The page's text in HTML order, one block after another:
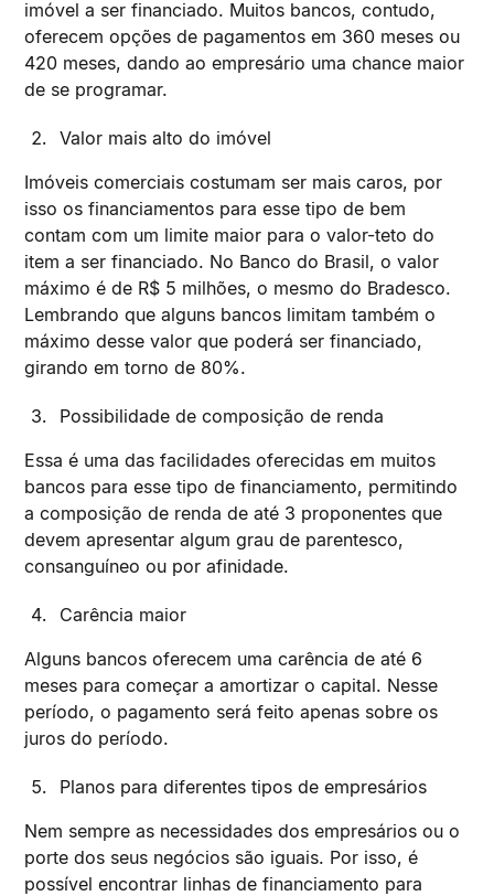
imóvel a ser financiado. Muitos bancos, contudo,
oferecem opções de pagamentos em 360 meses ou
420 meses, dando ao empresário uma chance maior
de se programar.
Valor mais alto do imóvel
Imóveis comerciais costumam ser mais caros, por
isso os financiamentos para esse tipo de bem
contam com um limite maior para o valor-teto do
item a ser financiado. No Banco do Brasil, o valor
máximo é de R$ 5 milhões, o mesmo do Bradesco.
Lembrando que alguns bancos limitam também o
máximo desse valor que poderá ser financiado,
girando em torno de 80%.
Possibilidade de composição de renda
Essa é uma das facilidades oferecidas em muitos
bancos para esse tipo de financiamento, permitindo
a composição de renda de até 3 proponentes que
devem apresentar algum grau de parentesco,
consanguíneo ou por afinidade.
Carência maior
Alguns bancos oferecem uma carência de até 6
meses para começar a amortizar o capital. Nesse
período, o pagamento será feito apenas sobre os
juros do período.
Planos para diferentes tipos de empresários
Nem sempre as necessidades dos empresários ou o
porte dos seus negócios são iguais. Por isso, é
possível encontrar linhas de financiamento para